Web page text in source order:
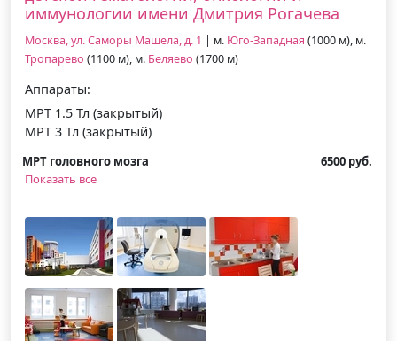
иммунологии имени Дмитрия Рогачева
Москва, ул. Саморы Машела, д. 1 | м. Юго-Западная (1000 м), м.
Тропарево (1100 м), м. Беляево (1700 м)
Аппараты:
МРТ 1.5 Тл (закрытый)
МРТ 3 Тл (закрытый)
МРТ головного мозга
6500 руб.
Показать все